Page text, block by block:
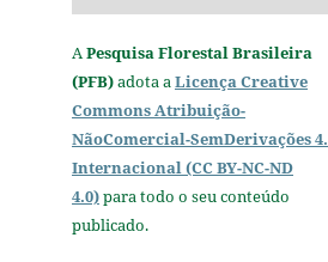
A Pesquisa Florestal Brasileira
(PFB)adota a Licença Creative
Commons Atribuição-
NãoComercial-SemDerivações
Internacional (CC BY-NC-ND
4.0)para todo o seu conteúdo
publicado.